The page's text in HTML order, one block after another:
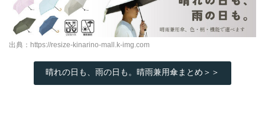
出典： https://resize-kinarino-mall.k-img.com
晴れの日も、雨の日も。晴雨兼用傘まとめ＞＞